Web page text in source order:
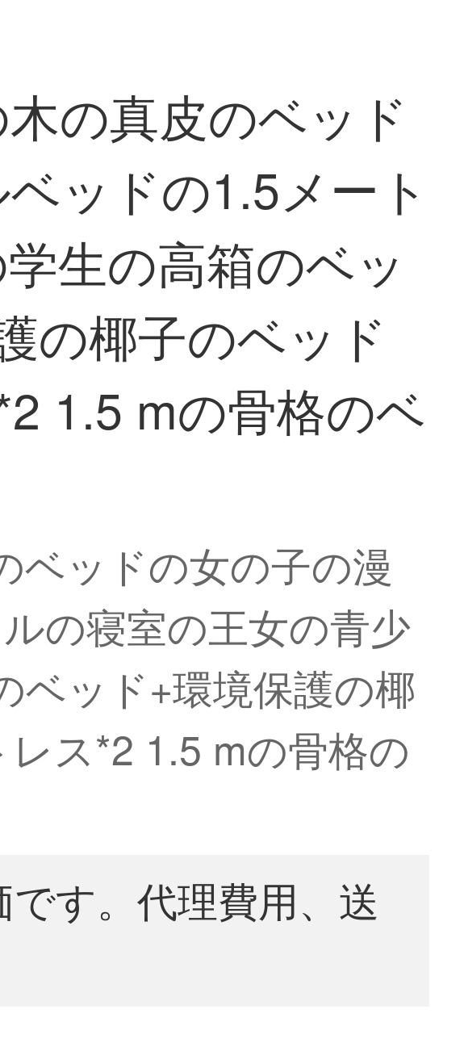
の真皮のベッド
ッドの1.5メート
生の高箱のベッ
の椰子のベッド
1.5 mの骨格のベ
ベッドの女の子の漫
の寝室の王女の青少
ベッド+環境保護の椰
ス*2 1.5 mの骨格の
す。代理費用、送